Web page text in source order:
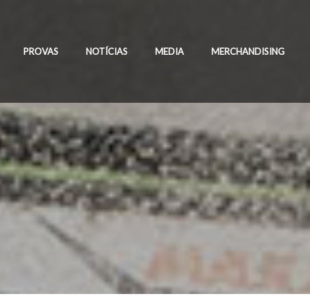
PROVAS NOTÍCIAS MEDIA MERCHANDISING